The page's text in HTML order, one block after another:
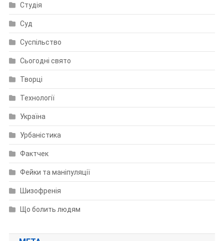
Студія
Суд
Суспільство
Сьогодні свято
Творці
Технології
Україна
Урбаністика
Фактчек
Фейки та маніпуляції
Шизофренія
Що болить людям